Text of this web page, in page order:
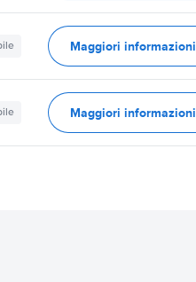
Maggiori informazioni
Maggiori informazioni